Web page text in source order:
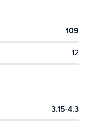
109
12
3.15-4.3